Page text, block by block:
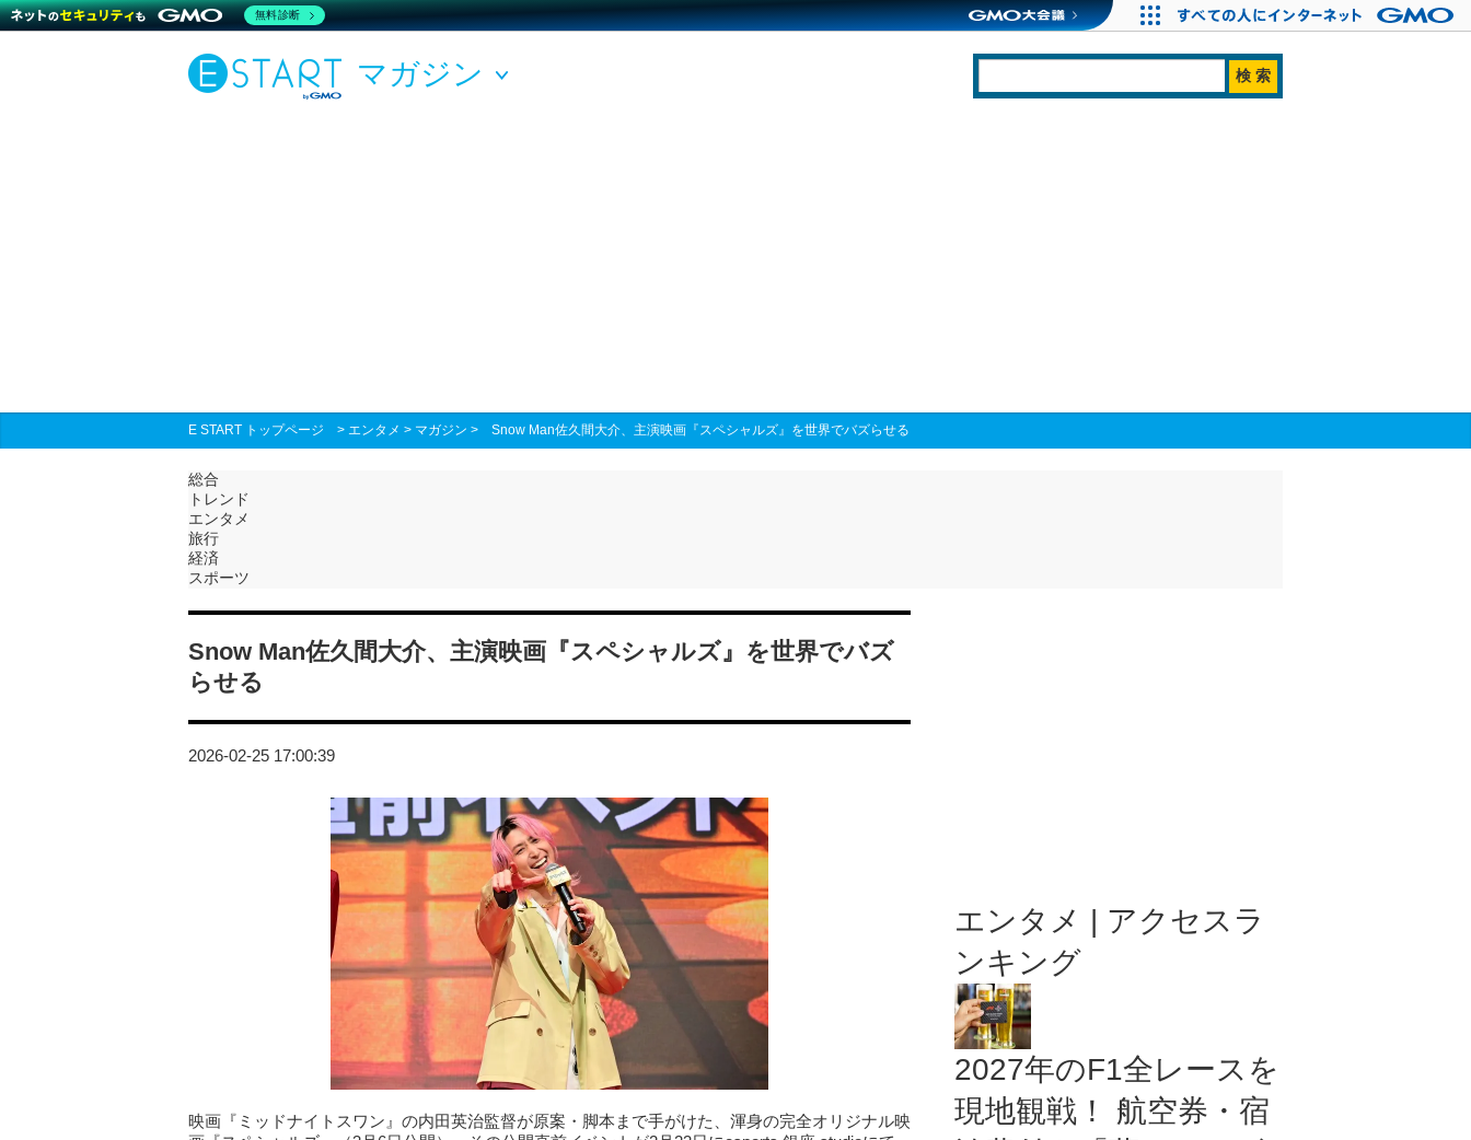
マガジン
E START トップページ > エンタメ > マガジン > Snow Man佐久間大介、主演映画『スペシャルズ』を世界でバズらせる
総合
トレンド
エンタメ
旅行
経済
スポーツ
Snow Man佐久間大介、主演映画『スペシャルズ』を世界でバズ
らせる
2026-02-25 17:00:39
映画『ミッドナイトスワン』の内田英治監督が原案・脚本まで手がけた、渾身の完全オリジナル映
エンタメ | アクセスラ
ンキング
2027年のF1全レースを
現地観戦！ 航空券・宿
無料診断